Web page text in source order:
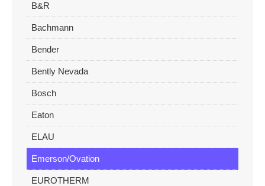
B&R
Bachmann
Bender
Bently Nevada
Bosch
Eaton
ELAU
Emerson/Ovation
EUROTHERM